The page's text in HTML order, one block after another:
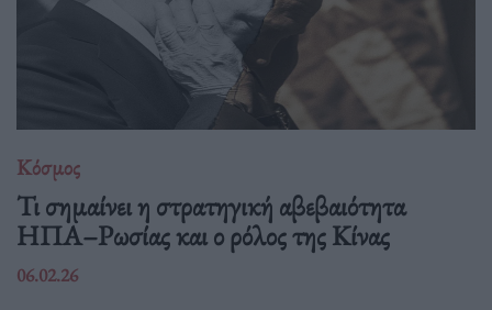
Κόσμος
Τι σημαίνει η στρατηγική αβεβαιότητα
ΗΠΑ–Ρωσίας και ο ρόλος της Κίνας
06.02.26